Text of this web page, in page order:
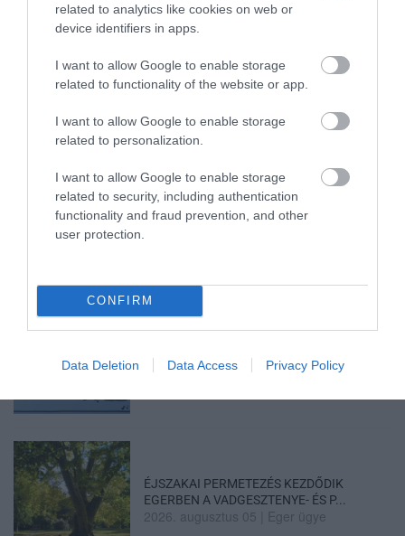
related to analytics like cookies on web or
device identifiers in apps.
I want to allow Google to enable storage
related to functionality of the website or app.
I want to allow Google to enable storage
related to personalization.
I want to allow Google to enable storage
related to security, including authentication
functionality and fraud prevention, and other
user protection.
CONFIRM
Data Deletion Data Access Privacy Policy
LEGNAGYOBB BORÜNNEPE: AUGUSZT...
2026. augusztus 05|Programok
„A NER-FELESÉGEK GYEREKKEL
BIZTOSÍTOTTÁK BE A PÉNZCSAPHOZ...
2026. augusztus 05
2026. augusztus 05 |Vélemény
ÉJSZAKAI PERMETEZÉS KEZDŐDIK
EGERBEN A VADGESZTENYE- ÉS P...
2026. augusztus 05 Eger ügye